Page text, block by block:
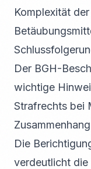
Komplexität
Der BGH-
wichtige
Strafrechts bei
Die
verdeutlicht die